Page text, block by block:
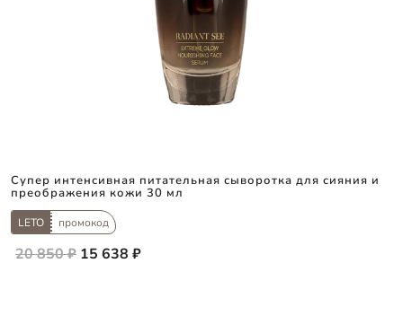
Супер интенсивная питательная сыворотка для сияния и
преображения кожи 30 мл
LETO промокод
20 850 ₽ 15 638 ₽